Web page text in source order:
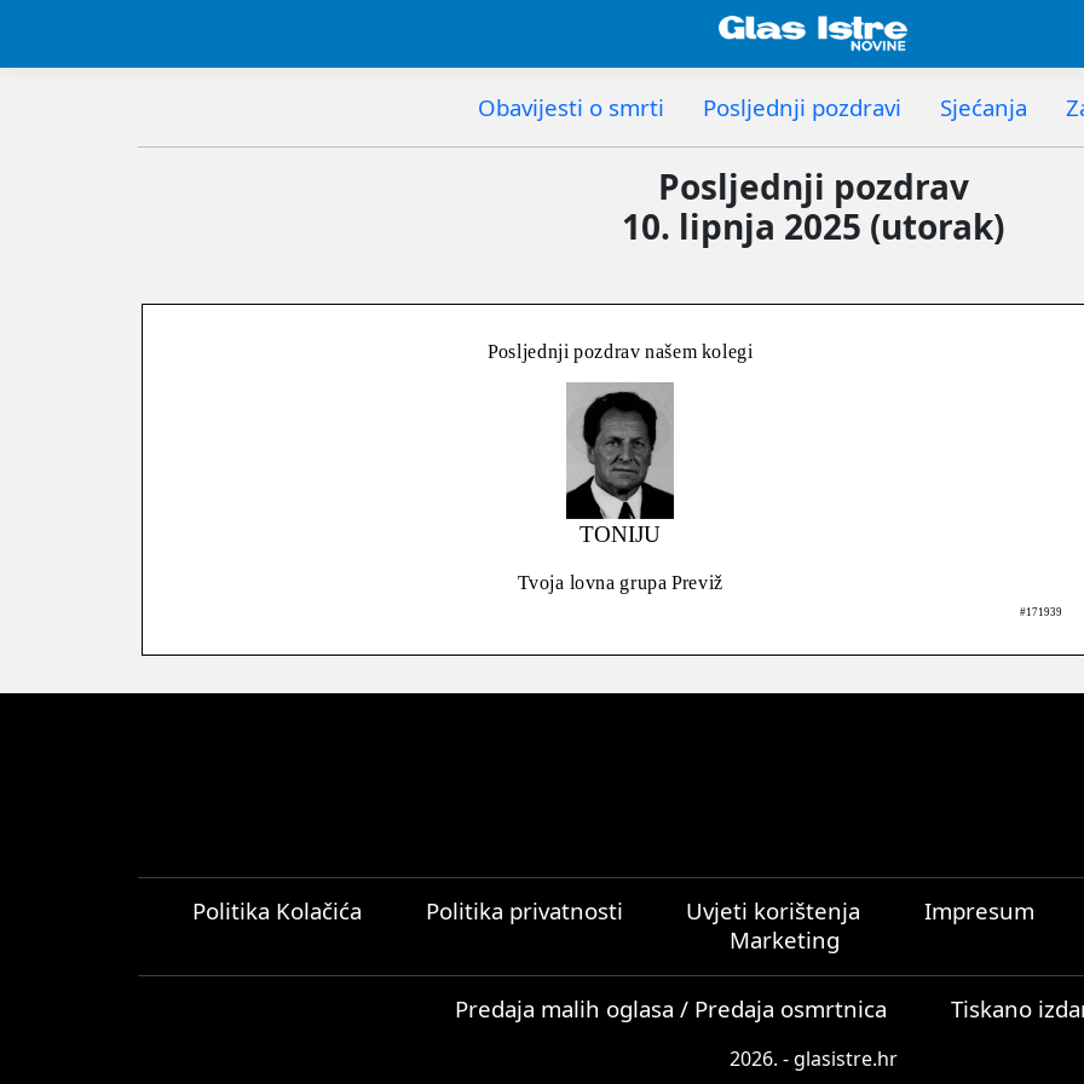
Obavijesti o smrti Posljednji pozdravi Sjećanja
Posljednji pozdrav
10. lipnja 2025 (utorak)
Posljednji pozdrav našem kolegi
TONIJU
Tvoja lovna grupa Previž
#171939
Politika Kolačića Politika privatnosti Uvjeti korištenja Impresum
Marketing
Predaja malih oglasa / Predaja osmrtnica Tiskano
2026. - glasistre.hr